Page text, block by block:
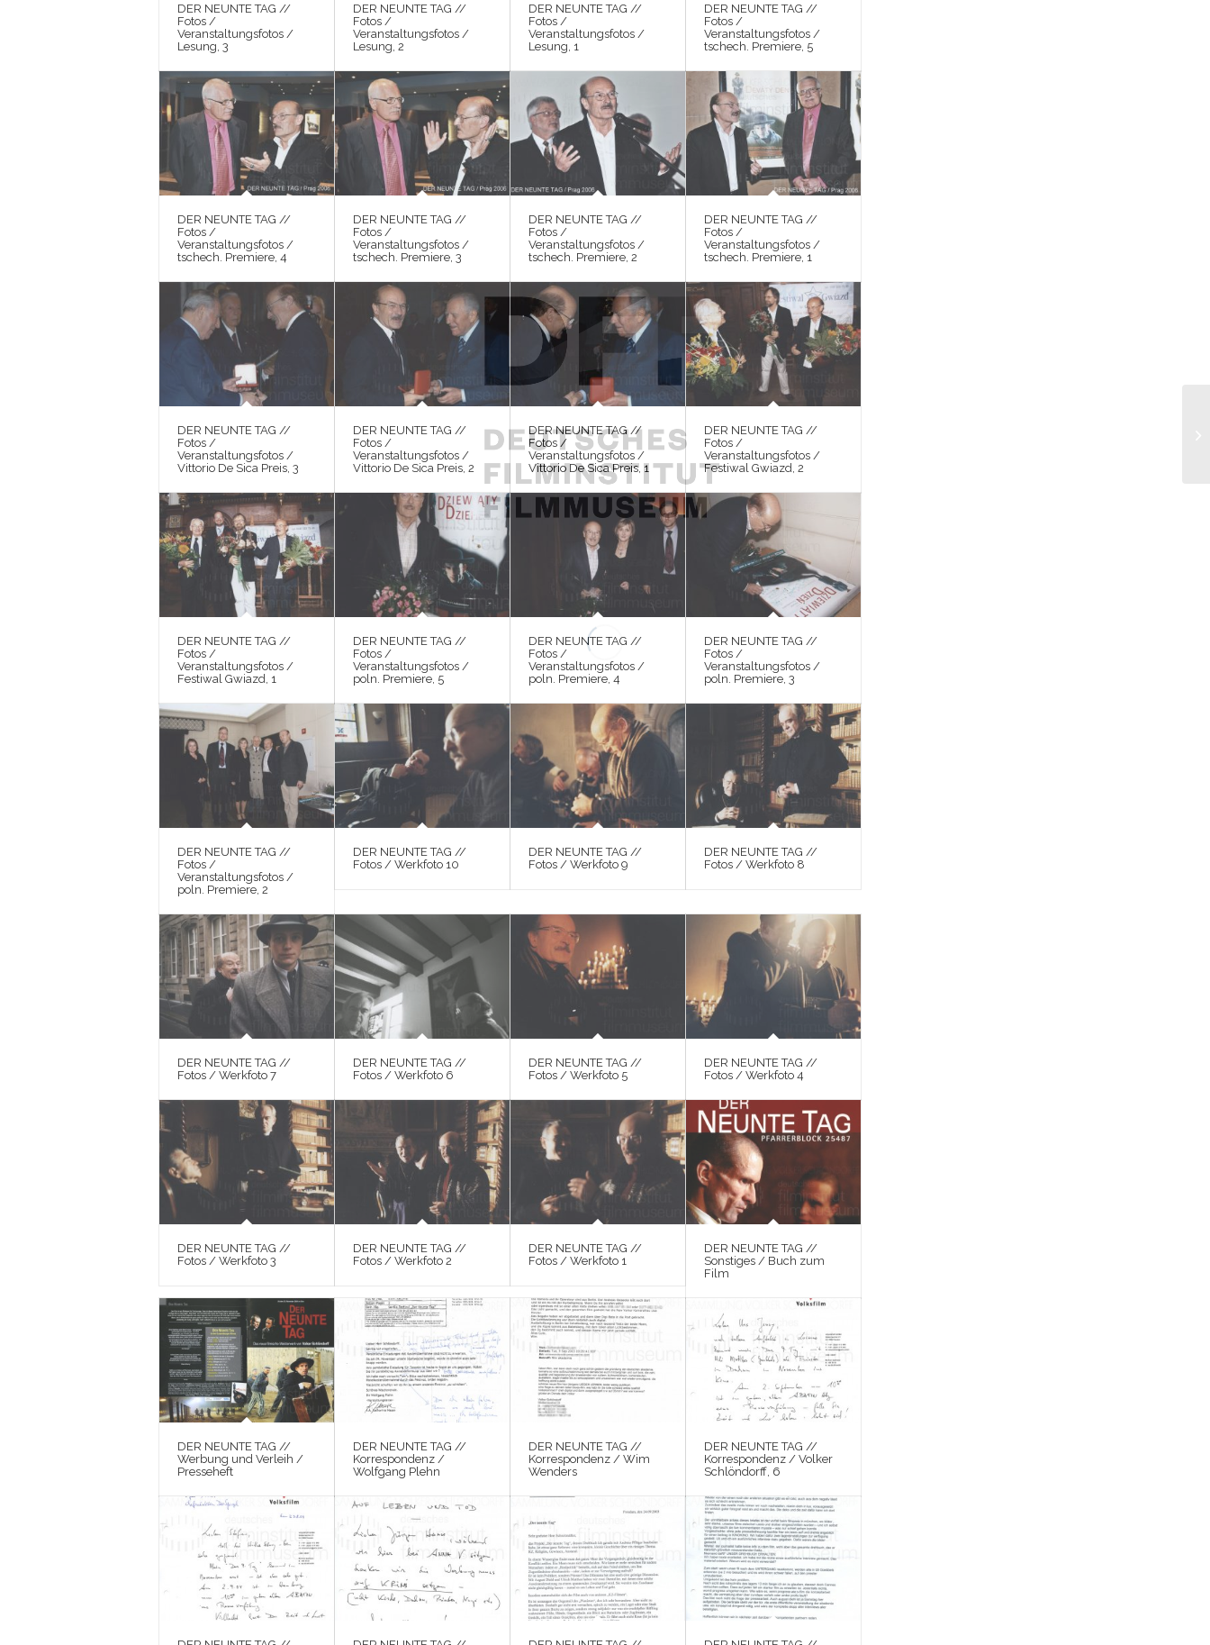
DER NEUNTE TAG //
Fotos /
Veranstaltungsfotos /
Lesung, 3
DER NEUNTE TAG //
Fotos /
Veranstaltungsfotos /
Lesung, 2
DER NEUNTE TAG //
Fotos /
Veranstaltungsfotos /
Lesung, 1
DER NEUNTE TAG //
Fotos /
Veranstaltungsfotos /
tschech. Premiere, 5
DER NEUNTE TAG //
Fotos /
Veranstaltungsfotos /
tschech. Premiere, 4
DER NEUNTE TAG //
Fotos /
Veranstaltungsfotos /
tschech. Premiere, 3
DER NEUNTE TAG //
Fotos /
Veranstaltungsfotos /
tschech. Premiere, 2
DER NEUNTE TAG //
Fotos /
Veranstaltungsfotos /
tschech. Premiere, 1
DER NEUNTE TAG //
Fotos /
Veranstaltungsfotos /
Vittorio De Sica Preis, 3
DER NEUNTE TAG //
Fotos /
Veranstaltungsfotos /
Vittorio De Sica Preis, 2
DER NEUNTE TAG //
Fotos /
Veranstaltungsfotos /
Vittorio De Sica Preis, 1
DER NEUNTE TAG //
Fotos /
Veranstaltungsfotos /
Festiwal Gwiazd, 2
DER NEUNTE TAG //
Fotos /
Veranstaltungsfotos /
Festiwal Gwiazd, 1
DER NEUNTE TAG //
Fotos /
Veranstaltungsfotos /
poln. Premiere, 5
DER NEUNTE TAG //
Fotos /
Veranstaltungsfotos /
poln. Premiere, 4
DER NEUNTE TAG //
Fotos /
Veranstaltungsfotos /
poln. Premiere, 3
DER NEUNTE TAG //
Fotos /
Veranstaltungsfotos /
poln. Premiere, 2
DER NEUNTE TAG //
Fotos / Werkfoto 10
DER NEUNTE TAG //
Fotos / Werkfoto 9
DER NEUNTE TAG //
Fotos / Werkfoto 8
DER NEUNTE TAG //
Fotos / Werkfoto 7
DER NEUNTE TAG //
Fotos / Werkfoto 6
DER NEUNTE TAG //
Fotos / Werkfoto 5
DER NEUNTE TAG //
Fotos / Werkfoto 4
DER NEUNTE TAG //
Fotos / Werkfoto 3
DER NEUNTE TAG //
Fotos / Werkfoto 2
DER NEUNTE TAG //
Fotos / Werkfoto 1
DER NEUNTE TAG //
Sonstiges / Buch zum
Film
DER NEUNTE TAG //
Werbung und Verleih /
Presseheft
DER NEUNTE TAG //
Korrespondenz /
Wolfgang Plehn
DER NEUNTE TAG //
Korrespondenz / Wim
Wenders
DER NEUNTE TAG //
Korrespondenz / Volker
Schlöndorff, 6